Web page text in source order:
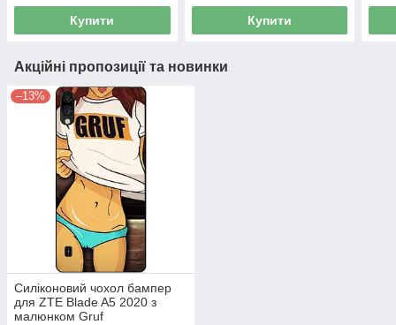
Купити Купити
Акційні пропозиції та новинки
–13%
Силіконовий чохол бампер
для ZTE Blade A5 2020 з
малюнком Gruf